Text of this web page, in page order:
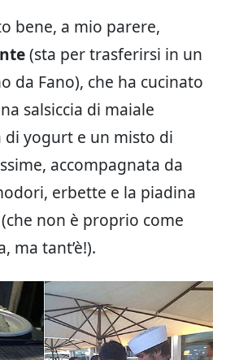
bene, a mio parere,
(sta per trasferirsi in un
da Fano), che ha cucinato
salsiccia di maiale
di yogurt e un misto di
accompagnata da
erbette e la piadina
non è proprio come
ma tant’è!).